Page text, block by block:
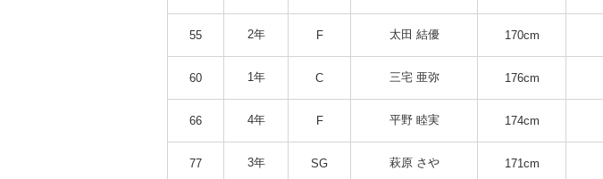
55 2年 F 太田 結優 170cm
60 1年 C 三宅 亜弥 176cm
66 4年 F 平野 睦実 174cm
77 3年 SG 萩原 さや 171cm